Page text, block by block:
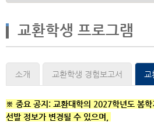
교환학생 프로그램
소개 교환학생 경험보고서
※ 중요 공지: 교환대학의 2027학년도 봄
선발 정보가 변경될 수 있으며,